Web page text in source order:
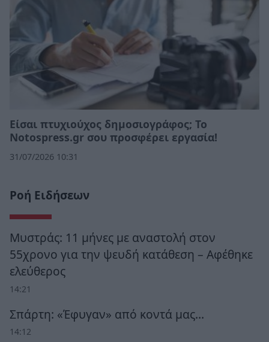
Eίσαι πτυχιούχος δημοσιογράφος; Το
Notospress.gr σου προσφέρει εργασία!
31/07/2026 10:31
Ροή Ειδήσεων
Μυστράς: 11 μήνες με αναστολή στον
55χρονο για την ψευδή κατάθεση – Αφέθηκε
ελεύθερος
14:21
Σπάρτη: «Έφυγαν» από κοντά μας…
14:12